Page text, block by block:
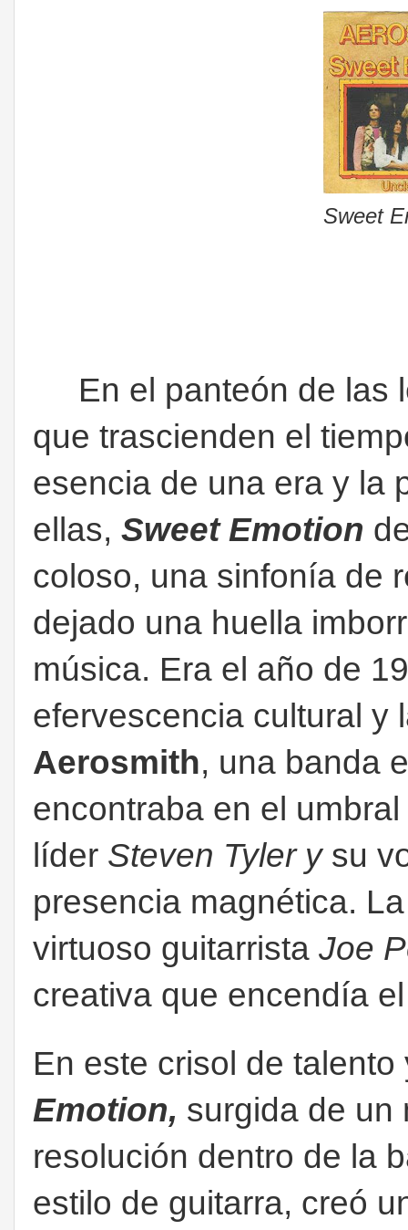
Sweet
En el panteón de las
que trascienden el
esencia de una era y la
ellas, Sweet Emotion
coloso, una sinfonía de
dejado una huella
música. Era el año de
efervescencia cultural y
Aerosmith, una banda
encontraba en el
líder Steven Tyler y su
presencia magnética.
virtuoso guitarrista Joe
creativa que encendía
En este crisol de
Emotion, surgida de un
resolución dentro de la
estilo de guitarra, creó